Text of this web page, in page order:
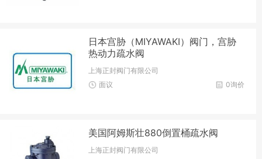
日本宫胁（MIYAWAKI）阀门，宫胁
热动力疏水阀
上海正封阀门有限公司
0询价
面议
美国阿姆斯壮880倒置桶疏水阀
上海正封阀门有限公司